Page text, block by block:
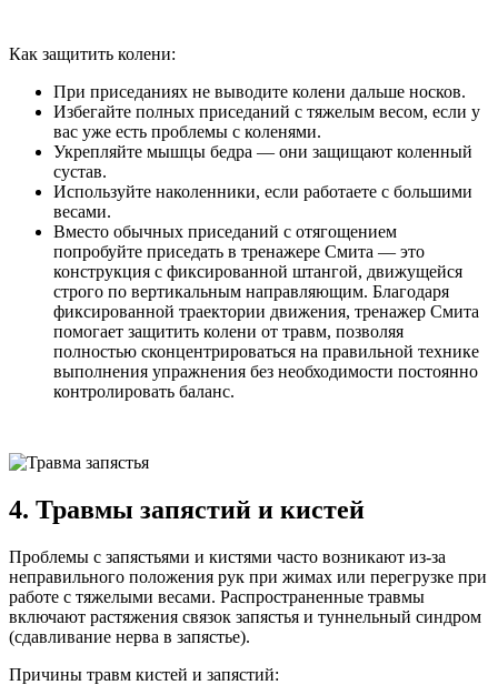
Как защитить колени:
При приседаниях не выводите колени дальше носков.
Избегайте полных приседаний с тяжелым весом, если у
вас уже есть проблемы с коленями.
Укрепляйте мышцы бедра — они защищают коленный
сустав.
Используйте наколенники, если работаете с большими
весами.
Вместо обычных приседаний с отягощением
попробуйте приседать в тренажере Смита — это
конструкция с фиксированной штангой, движущейся
строго по вертикальным направляющим. Благодаря
фиксированной траектории движения, тренажер Смита
помогает защитить колени от травм, позволяя
полностью сконцентрироваться на правильной технике
выполнения упражнения без необходимости постоянно
контролировать баланс.
4. Травмы запястий и кистей
Проблемы с запястьями и кистями часто возникают из-за
неправильного положения рук при жимах или перегрузке при
работе с тяжелыми весами. Распространенные травмы
включают растяжения связок запястья и туннельный синдром
(сдавливание нерва в запястье).
Причины травм кистей и запястий: